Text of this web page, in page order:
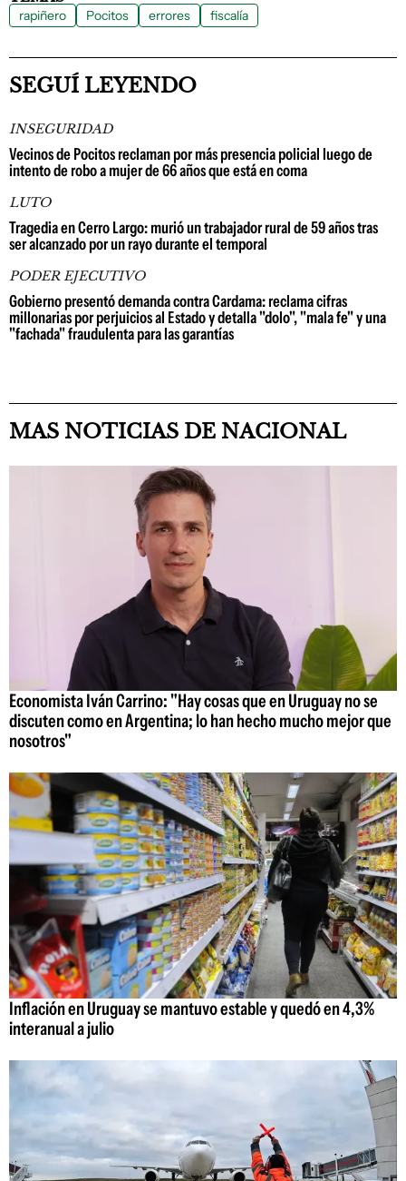
rapiñero Pocitos errores fiscalía
SEGUÍ LEYENDO
INSEGURIDAD
Vecinos de Pocitos reclaman por más presencia policial luego de
intento de robo a mujer de 66 años que está en coma
LUTO
Tragedia en Cerro Largo: murió un trabajador rural de 59 años tras
ser alcanzado por un rayo durante el temporal
PODER EJECUTIVO
Gobierno presentó demanda contra Cardama: reclama cifras
millonarias por perjuicios al Estado y detalla "dolo", "mala fe" y una
"fachada" fraudulenta para las garantías
MAS NOTICIAS DE NACIONAL
Economista Iván Carrino: "Hay cosas que en Uruguay no se
discuten como en Argentina; lo han hecho mucho mejor que
nosotros"
Inflación en Uruguay se mantuvo estable y quedó en 4,3%
interanual a julio